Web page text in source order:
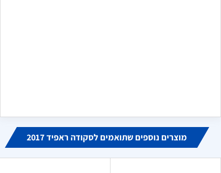
מוצרים נוספים שתואמים לסקודה ראפיד 2017